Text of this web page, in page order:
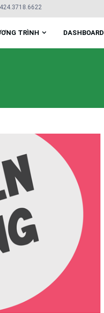
TRÌNH DASHBOARD